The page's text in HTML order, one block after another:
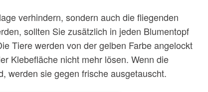
verhindern, sondern auch die fliegenden
sollten Sie zusätzlich in jeden Blumentopf
Tiere werden von der gelben Farbe angelockt
Klebefläche nicht mehr lösen. Wenn die
werden sie gegen frische ausgetauscht.